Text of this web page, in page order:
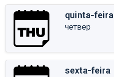
quinta-feira
четвер
sexta-feira